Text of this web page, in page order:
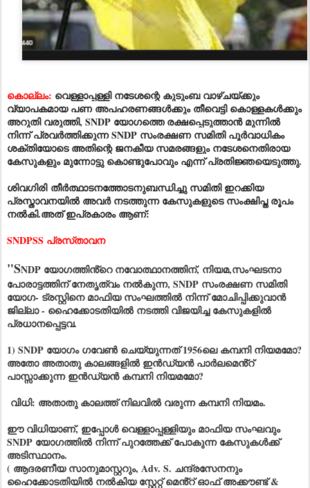
കൊല്ലം: വെള്ളാപ്പള്ളി നടേശന്റെ കുടുംബ വാഴ്ചയ്ക്കും
വ്യാപകമായ പണ അപഹരണങ്ങൾക്കും തീവെട്ടി കൊള്ളകൾക്കും
അറുതി വരുത്തി, SNDP യോഗത്തെ രക്ഷപ്പെടുത്താൻ മുന്നിൽ
നിന്ന് പ്രവർത്തിക്കുന്ന SNDP സംരക്ഷണ സമിതി പൂർവാധികം
ശക്തിയോടെ അതിന്റെ ജനകീയ സമരങ്ങളും നടേശനെതിരായ
കേസുകളും മുന്നോട്ടു കൊണ്ടുപോവും എന്ന് പ്രതിജ്ഞയെടുത്തു.
ശിവഗിരിതീർത്ഥാടനത്തോടനുബന്ധിച്ചു സമിതി ഇറക്കിയ
പ്രസ്താവനയിൽ അവർ നടത്തുന്ന കേസുകളുടെ സംക്ഷിപ്ത രൂപം
നൽകി.അത് ഇപ്രകാരം ആണ്:
SNDPSS പ്രസ്‌താവന
"SNDP യോഗത്തിൻ്റെ നവോത്ഥാനത്തിന്, നിയമ,സംഘടനാ
പോരാട്ടത്തിന് നേതൃത്വം നൽകുന്ന, SNDP സംരക്ഷണ സമിതി
യോഗ- ട്രസ്റ്റിനെ മാഫിയ സംഘത്തിൽ നിന്ന് മോചിപ്പിക്കുവാൻ
ജില്ലാ - ഹൈക്കോടതിയിൽ നടത്തി വിജയിച്ച കേസുകളിൽ
പ്രധാനപ്പെട്ടവ.
1) SNDP യോഗം ഗവേൺ ചെയ്യുന്നത് 1956ലെ കമ്പനി നിയമമോ?
അതോ അതാതു കാലങ്ങളിൽ ഇൻഡ്യൻ പാർലമെൻ്റ്
പാസ്സാക്കുന്ന ഇൻഡ്യൻ കമ്പനി നിയമമോ?
വിധി: അതാതു കാലത്ത് നിലവിൽ വരുന്ന കമ്പനി നിയമം.
ഈ വിധിയാണ്, ഇപ്പോൾ വെള്ളാപ്പള്ളിയും മാഫിയ സംഘവും
SNDP യോഗത്തിൽ നിന്ന് പുറത്തേക്ക് പോകുന്ന കേസുകൾക്ക്
അടിസ്ഥാനം.
( ആദരണീയ സാനുമാസ്റ്ററും, Adv. S. ചന്ദ്രസേനനും
ഹൈക്കോടതിയിൽ നൽകിയ സ്റ്റേറ്റ് മെൻ്റ് ഓഫ് അക്കൗണ്ട് &